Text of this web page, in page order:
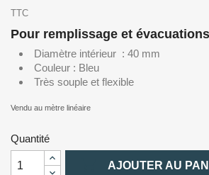
TTC
Pour remplissage et
Diamètre intérieur : 40 mm
Couleur : Bleu
Très souple et flexible
Vendu au mètre linéaire
Quantité
AJOUTER AU